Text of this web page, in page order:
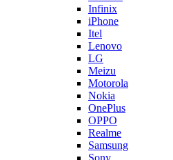
Infinix
iPhone
Itel
Lenovo
LG
Meizu
Motorola
Nokia
OnePlus
OPPO
Realme
Samsung
Sony